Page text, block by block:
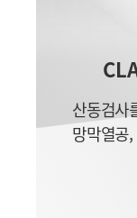
산동검사
망막열공